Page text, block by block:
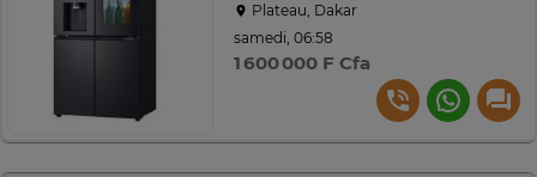
Plateau, Dakar
samedi, 06:58
1 600 000 F Cfa